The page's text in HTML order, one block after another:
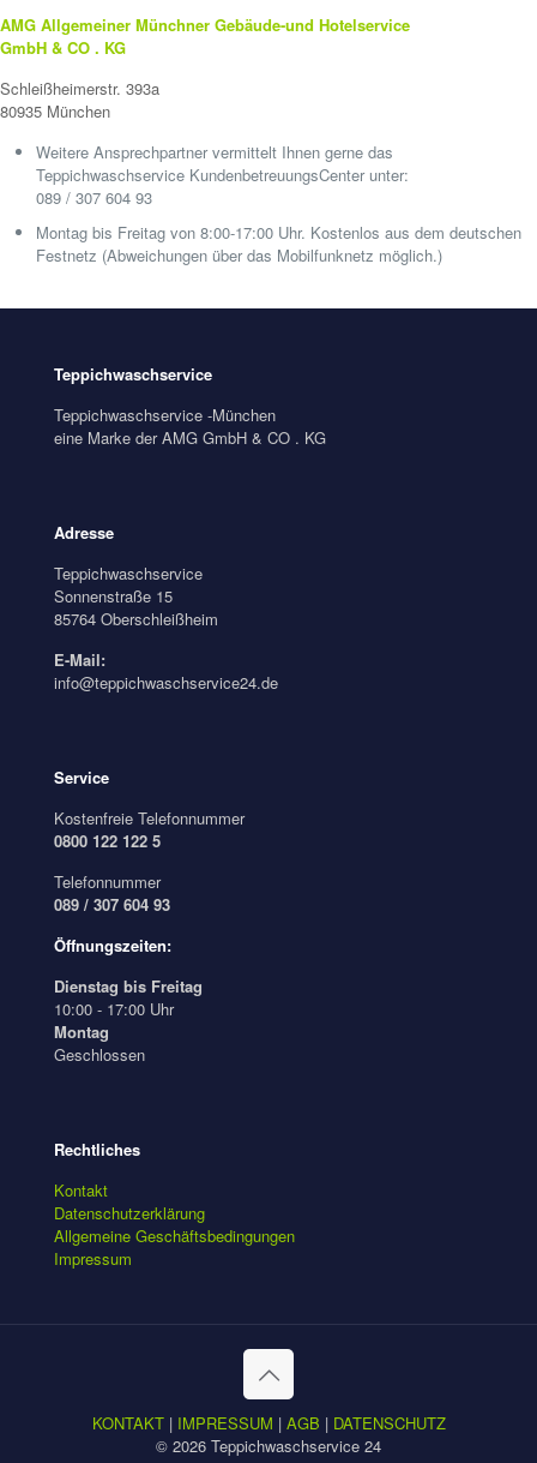
AMG Allgemeiner Münchner Gebäude-und Hotelservice
GmbH & CO . KG
Schleißheimerstr. 393a
80935 München
Weitere Ansprechpartner vermittelt Ihnen gerne das
Teppichwaschservice KundenbetreuungsCenter unter:
089 / 307 604 93
Montag bis Freitag von 8:00-17:00 Uhr. Kostenlos aus dem deutschen
Festnetz (Abweichungen über das Mobilfunknetz möglich.)
Teppichwaschservice
Teppichwaschservice -München
eine Marke der AMG GmbH & CO . KG
Adresse
Teppichwaschservice
Sonnenstraße 15
85764 Oberschleißheim
E-Mail:
info@teppichwaschservice24.de
Service
Kostenfreie Telefonnummer
0800 122 122 5
Telefonnummer
089 / 307 604 93
Öffnungszeiten:
Dienstag bis Freitag
10:00 - 17:00 Uhr
Montag
Geschlossen
Rechtliches
Kontakt
Datenschutzerklärung
Allgemeine Geschäftsbedingungen
Impressum
KONTAKT| IMPRESSUM | AGB | DATENSCHUTZ
© 2026 Teppichwaschservice 24